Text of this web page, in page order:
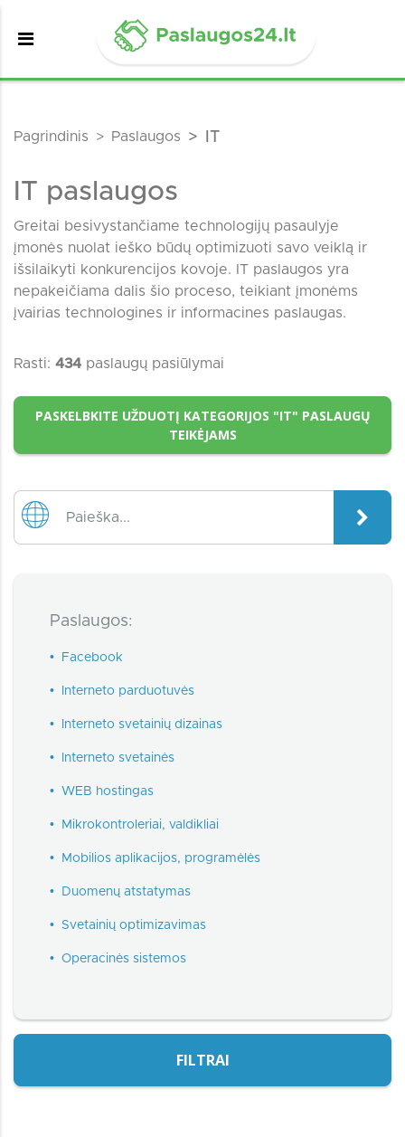
Pagrindinis Paslaugos IT
IT paslaugos
Greitai besivystančiame technologijų pasaulyje
įmonės nuolat ieško būdų optimizuoti savo veiklą ir
išsilaikyti konkurencijos kovoje. IT paslaugos yra
nepakeičiama dalis šio proceso, teikiant įmonėms
įvairias technologines ir informacines paslaugas.
Rasti: 434 paslaugų pasiūlymai
PASKELBKITE UŽDUOTĮ KATEGORIJOS "IT" PASLAUGŲ
TEIKĖJAMS
Paslaugos:
• Facebook
• Interneto parduotuvės
• Interneto svetainių dizainas
• Interneto svetainės
• WEB hostingas
• Mikrokontroleriai, valdikliai
• Mobilios aplikacijos, programėlės
• Duomenų atstatymas
• Svetainių optimizavimas
• Operacinės sistemos
FILTRAI